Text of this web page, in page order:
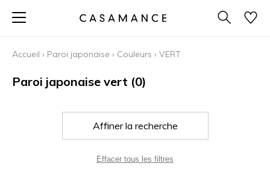
Accueil › Paroi japonaise › Couleurs › VERT
Paroi japonaise vert (0)
Affiner la recherche
Effacer tous les filtres